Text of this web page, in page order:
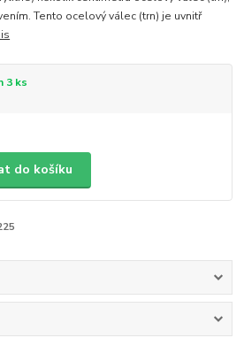
Tento ocelový válec (trn) je uvnitř
3 ks
do košíku